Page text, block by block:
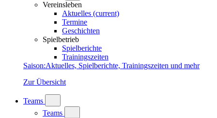
Vereinsleben
Aktuelles (current)
Termine
Geschichten
Spielbetrieb
Spielberichte
Trainingszeiten
Saison:Aktuelles, Spielberichte, Trainingszeiten und mehr
Zur Übersicht
Teams
Teams